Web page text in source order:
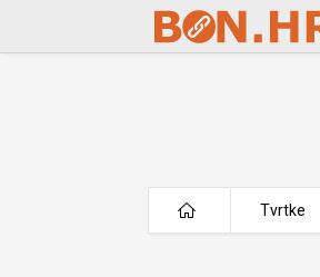
Skip to Main Content
Tvrtke
BB Consulting